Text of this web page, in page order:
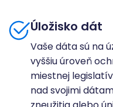
Úložisko dát
Vaše dáta sú na
vyššiu úroveň
miestnej
nad svojimi